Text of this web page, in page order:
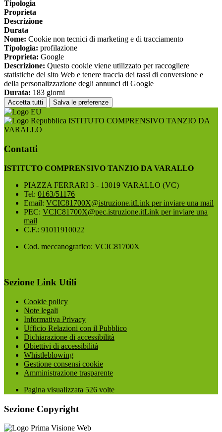
Tipologia
Proprieta
Descrizione
Durata
Nome: Cookie non tecnici di marketing e di tracciamento
Tipologia: profilazione
Proprieta: Google
Descrizione: Questo cookie viene utilizzato per raccogliere
statistiche del sito Web e tenere traccia dei tassi di conversione e
della personalizzazione degli annunci di Google
Durata: 183 giorni
Accetta tutti Salva le preferenze
ISTITUTO COMPRENSIVO TANZIO DA
VARALLO
Contatti
ISTITUTO COMPRENSIVO TANZIO DA VARALLO
PIAZZA FERRARI 3 - 13019 VARALLO (VC)
Tel: 0163/51176
Email: VCIC81700X@istruzione.itLink per inviare una mail
PEC: VCIC81700X@pec.istruzione.itLink per inviare una
mail
C.F.: 91011910022
Cod. meccanografico: VCIC81700X
Sezione Link Utili
Cookie policy
Note legali
Informativa Privacy
Ufficio Relazioni con il Pubblico
Dichiarazione di accessibilità
Obiettivi di accessibilità
Whistleblowing
Gestione consensi cookie
Amministrazione trasparente
Pagina visualizzata 526 volte
Sezione Copyright